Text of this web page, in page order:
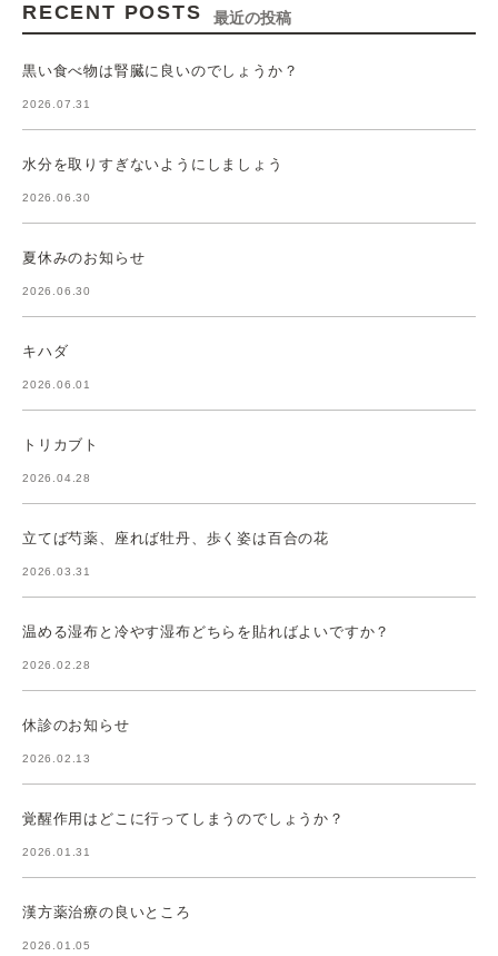
RECENT POSTS 最近の投稿
黒い食べ物は腎臓に良いのでしょうか？
2026.07.31
水分を取りすぎないようにしましょう
2026.06.30
夏休みのお知らせ
2026.06.30
キハダ
2026.06.01
トリカブト
2026.04.28
立てば芍薬、座れば牡丹、歩く姿は百合の花
2026.03.31
温める湿布と冷やす湿布どちらを貼ればよいですか？
2026.02.28
休診のお知らせ
2026.02.13
覚醒作用はどこに行ってしまうのでしょうか？
2026.01.31
漢方薬治療の良いところ
2026.01.05